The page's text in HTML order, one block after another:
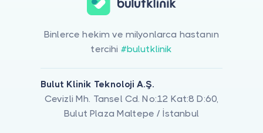
Binlerce hekim ve milyonlarca hastanın
tercihi #bulutklinik
Bulut Klinik Teknoloji A.Ş.
Cevizli Mh. Tansel Cd. No:12 Kat:8 D:60,
Bulut Plaza Maltepe / İstanbul